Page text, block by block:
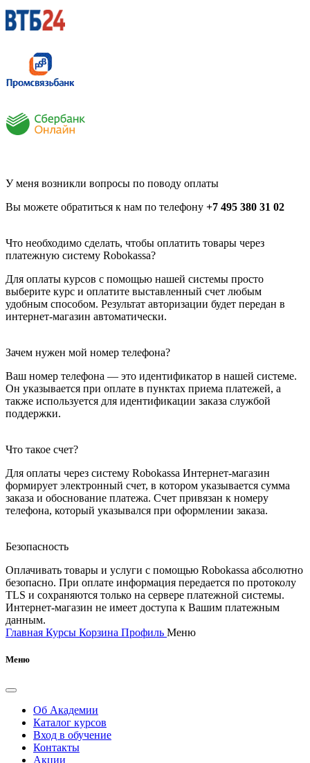
У меня возникли вопросы по поводу оплаты
Вы можете обратиться к нам по телефону +7 495 380 31 02
Что необходимо сделать, чтобы оплатить товары через
платежную систему Robokassa?
Для оплаты курсов с помощью нашей системы просто
выберите курс и оплатите выставленный счет любым
удобным способом. Результат авторизации будет передан в
интернет-магазин автоматически.
Зачем нужен мой номер телефона?
Ваш номер телефона — это идентификатор в нашей системе.
Он указывается при оплате в пунктах приема платежей, а
также используется для идентификации заказа службой
поддержки.
Что такое счет?
Для оплаты через систему Robokassa Интернет-магазин
формирует электронный счет, в котором указывается сумма
заказа и обоснование платежа. Счет привязан к номеру
телефона, который указывался при оформлении заказа.
Безопасность
Оплачивать товары и услуги с помощью Robokassa абсолютно
безопасно. При оплате информация передается по протоколу
TLS и сохраняются только на сервере платежной системы.
Интернет-магазин не имеет доступа к Вашим платежным
данным.
Главная Курсы Корзина Профиль Меню
Меню
Об Академии
Каталог курсов
Вход в обучение
Контакты
Акции